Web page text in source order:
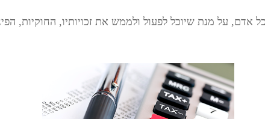
אדם, על מנת שיוכל לפעול ולממש את זכויותיו, החוקיות,